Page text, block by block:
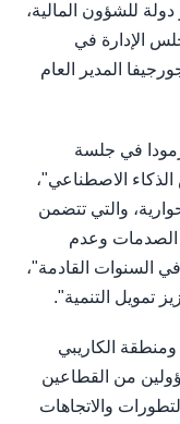
للشؤون المالية،
الإدارة في
المدير العام
في جلسة
الاصطناعي"،
والتي تتضمن
الصدمات وعدم
في السنوات القادمة"،
تمويل التنمية".
ومنطقة الكاريبي
من القطاعين
والاتجاهات